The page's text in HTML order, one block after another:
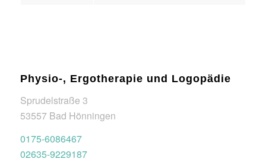
Physio-, Ergotherapie und Logopädie
Sprudelstraße 3
53557 Bad Hönningen
0175-6086467
02635-9229187